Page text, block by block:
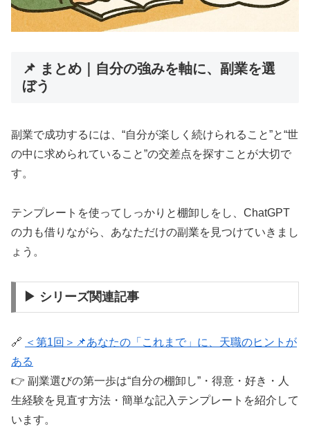
📌 まとめ｜自分の強みを軸に、副業を選
ぼう
副業で成功するには、“自分が楽しく続けられること”と“世
の中に求められていること”の交差点を探すことが大切で
す。
テンプレートを使ってしっかりと棚卸しをし、ChatGPT
の力も借りながら、あなただけの副業を見つけていきまし
ょう。
▶ シリーズ関連記事
🔗 ＜第1回＞📌あなたの「これまで」に、天職のヒントが
ある
👉 副業選びの第一歩は“自分の棚卸し”・得意・好き・人
生経験を見直す方法・簡単な記入テンプレートを紹介して
います。